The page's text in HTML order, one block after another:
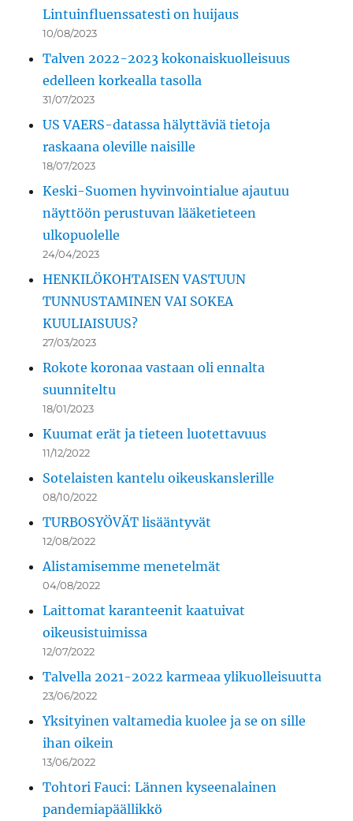
Lintuinfluenssatesti on huijaus
10/08/2023
Talven 2022-2023 kokonaiskuolleisuus
edelleen korkealla tasolla
31/07/2023
US VAERS-datassa hälyttäviä tietoja
raskaana oleville naisille
18/07/2023
Keski-Suomen hyvinvointialue ajautuu
näyttöön perustuvan lääketieteen
ulkopuolelle
24/04/2023
HENKILÖKOHTAISEN VASTUUN
TUNNUSTAMINEN VAI SOKEA
KUULIAISUUS?
27/03/2023
Rokote koronaa vastaan oli ennalta
suunniteltu
18/01/2023
Kuumat erät ja tieteen luotettavuus
11/12/2022
Sotelaisten kantelu oikeuskanslerille
08/10/2022
TURBOSYÖVÄT lisääntyvät
12/08/2022
Alistamisemme menetelmät
04/08/2022
Laittomat karanteenit kaatuivat
oikeusistuimissa
12/07/2022
Talvella 2021-2022 karmeaa ylikuolleisuutta
23/06/2022
Yksityinen valtamedia kuolee ja se on sille
ihan oikein
13/06/2022
Tohtori Fauci: Lännen kyseenalainen
pandemiapäällikkö